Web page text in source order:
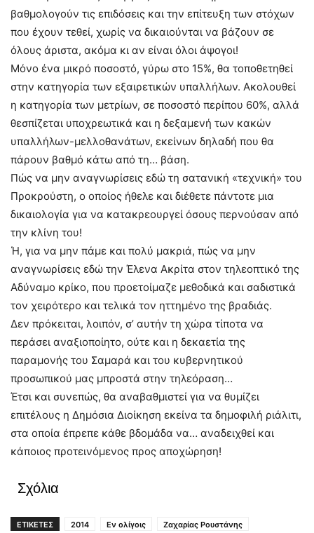
βαθμολογούν τις επιδόσεις και την επίτευξη των στόχων
που έχουν τεθεί, χωρίς να δικαιούνται να βάζουν σε
όλους άριστα, ακόμα κι αν είναι όλοι άψογοι!
Μόνο ένα μικρό ποσοστό, γύρω στο 15%, θα τοποθετηθεί
στην κατηγορία των εξαιρετικών υπαλλήλων. Ακολουθεί
η κατηγορία των μετρίων, σε ποσοστό περίπου 60%, αλλά
θεσπίζεται υποχρεωτικά και η δεξαμενή των κακών
υπαλλήλων-μελλοθανάτων, εκείνων δηλαδή που θα
πάρουν βαθμό κάτω από τη… βάση.
Πώς να μην αναγνωρίσεις εδώ τη σατανική «τεχνική» του
Προκρούστη, ο οποίος ήθελε και διέθετε πάντοτε μια
δικαιολογία για να κατακρεουργεί όσους περνούσαν από
την κλίνη του!
Ή, για να μην πάμε και πολύ μακριά, πώς να μην
αναγνωρίσεις εδώ την Έλενα Ακρίτα στον τηλεοπτικό της
Αδύναμο κρίκο, που προετοίμαζε μεθοδικά και σαδιστικά
τον χειρότερο και τελικά τον ηττημένο της βραδιάς.
Δεν πρόκειται, λοιπόν, σ’ αυτήν τη χώρα τίποτα να
περάσει αναξιοποίητο, ούτε και η δεκαετία της
παραμονής του Σαμαρά και του κυβερνητικού
προσωπικού μας μπροστά στην τηλεόραση…
Έτσι και συνεπώς, θα αναβαθμιστεί για να θυμίζει
επιτέλους η Δημόσια Διοίκηση εκείνα τα δημοφιλή ριάλιτι,
στα οποία έπρεπε κάθε βδομάδα να… αναδειχθεί και
κάποιος προτεινόμενος προς αποχώρηση!
Σχόλια
ΕΤΙΚΕΤΕΣ 2014 Εν ολίγοις
Ζαχαρίας Ρουστάνης